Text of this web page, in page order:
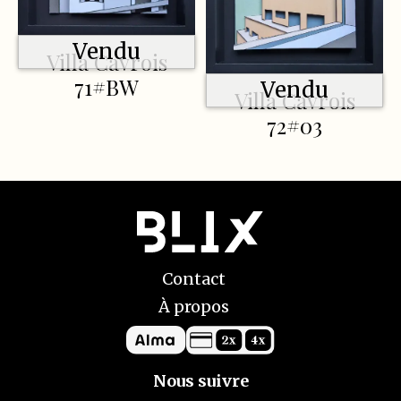
Vendu
Villa Cavrois
71#BW
Vendu
Villa Cavrois
72#03
Contact
À propos
Nous suivre